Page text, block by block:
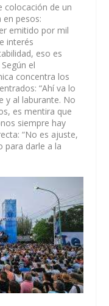
colocación de un
en pesos:
emitido por mil
interés
eso es
el
concentra los
“Ahí va lo
y al laburante. No
es mentira que
siempre hay
“No es ajuste,
para darle a la